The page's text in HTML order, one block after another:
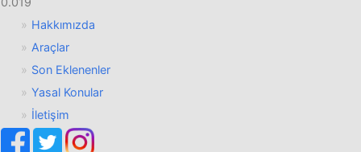
Hakkımızda
Araçlar
Son Eklenenler
Yasal Konular
İletişim